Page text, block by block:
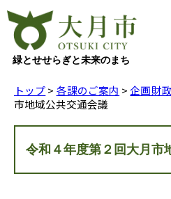
緑とせせらぎと未来のまち
トップ> 各課のご案内 >企画財
市地域公共交通会議
令和４年度第２回大月市